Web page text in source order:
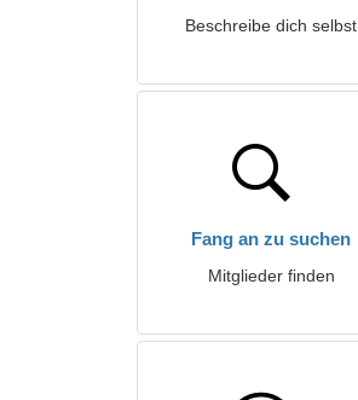
Beschreibe dich selbst
Fang an zu suchen
Mitglieder finden